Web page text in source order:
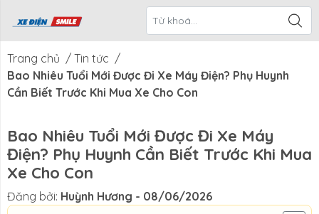
Xe Điện
Smile
CTKM Tháng Blog
Trang chủ / Tin tức /
Bao Nhiêu Tuổi Mới Được Đi Xe Máy Điện? Phụ Huynh
Cần Biết Trước Khi Mua Xe Cho Con
Bao Nhiêu Tuổi Mới Được Đi Xe Máy
Điện? Phụ Huynh Cần Biết Trước Khi Mua
Xe Cho Con
Đăng bởi: Huỳnh Hương - 08/06/2026